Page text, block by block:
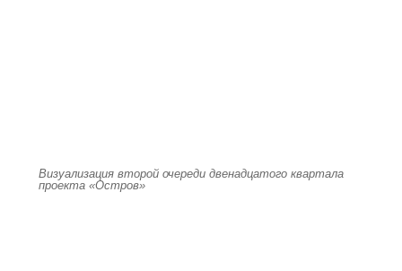
Визуализация второй очереди двенадцатого квартала
проекта «Остров»